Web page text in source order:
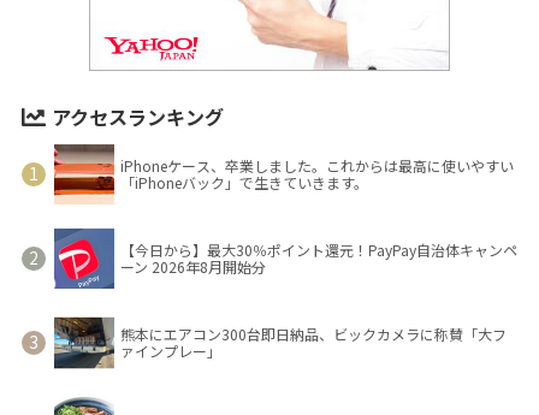
アクセスランキング
iPhoneケース、卒業しました。これからは最高に使いやすい
「iPhoneバック」で生きていきます。
【今日から】最大30％ポイント還元！PayPay自治体キャンペ
ーン 2026年8月開始分
熊本にエアコン300台即日納品、ビックカメラに称賛「大フ
ァインプレー」